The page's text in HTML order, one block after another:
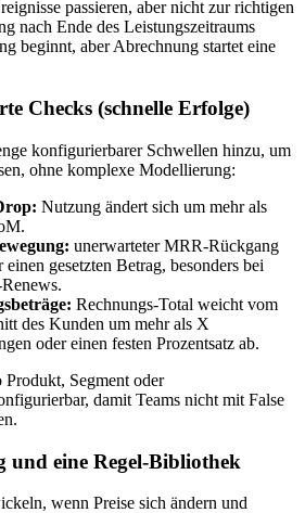
passieren, aber nicht zur richtigen
nach Ende des Leistungszeitraums
beginnt, aber Abrechnung startet eine
Checks (schnelle Erfolge)
konfigurierbarer Schwellen hinzu, um
ohne komplexe Modellierung:
Nutzung ändert sich um mehr als
unerwarteter MRR‑Rückgang
gesetzten Betrag, besonders bei
Rechnungs‑Total weicht vom
des Kunden um mehr als X
oder einen festen Prozentsatz ab.
Segment oder
damit Teams nicht mit False
und eine Regel‑Bibliothek
wenn Preise sich ändern und